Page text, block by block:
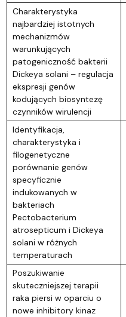
Charakterystyka
najbardziej istotnych
mechanizmów
warunkujących
patogeniczność bakterii
Dickeya solani – regulacja
ekspresji genów
kodujących biosyntezę
czynników wirulencji
Identyfikacja,
charakterystyka i
filogenetyczne
porównanie genów
specyficznie
indukowanych w
bakteriach
Pectobacterium
atrosepticum i Dickeya
solani w różnych
temperaturach
Poszukiwanie
skuteczniejszej terapii
raka piersi w oparciu o
nowe inhibitory kinaz